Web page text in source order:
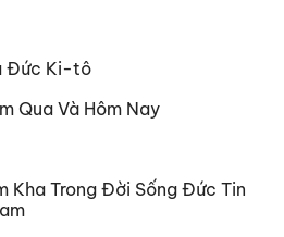
Đức Ki-tô
Qua Và Hôm Nay
Kha Trong Đời Sống Đức Tin